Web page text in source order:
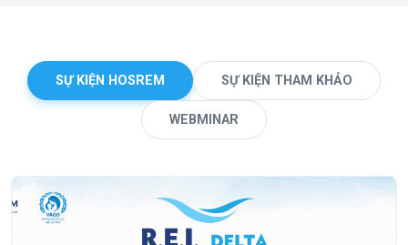
SỰ KIỆN HOSREM SỰ KIỆN THAM KHẢO
WEBMINAR